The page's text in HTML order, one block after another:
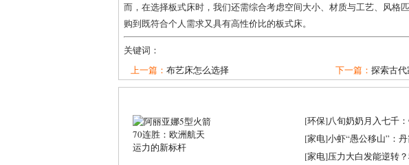
而，在选择板式床时，我们还需综合考虑空间大小、材质与工艺、风格
购到既符合个人需求又具有高性价比的板式床。
关键词：
上一篇： 布艺床怎么选择 下一篇： 探索古
[环保]八旬奶奶月入七千
[家电]小虾“愚公移山”：
[家电]压力大白发能逆转